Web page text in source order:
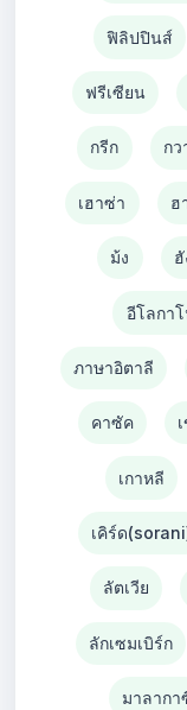
ฟิลิปปินส์
ฟรีเซียน
กรีก ก
เฮาซ่า ฮ
ม้ง
อีโลกา
ภาษาอิตาลี
คาซัค
เกาหลี
เคิร์ด
ลัตเวีย
ลักเซมเบิร์ก
มาลากา